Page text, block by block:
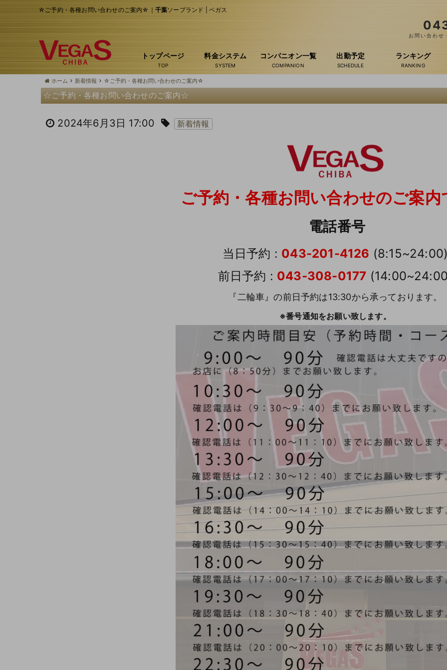
☆ご予約・各種お問い合わせのご案内☆｜ 千葉ソープランド | ベガス
お問い合わ
トップページ 料金システム コンパニオン一覧 出勤予定 ランキング
ホーム 新着情報 ☆ご予約・各種お問い合わせのご案内☆
☆ご予約・各種お問い合わせのご案内☆
2024年6月3日 17:00 新着情報
ご予約・各種お問い合わせのご案内
電話番号
当日予約 : 043-201-4126
前日予約 : 043-308-0177
『二輪車』の前日予約は13:30から承っております。
※番号通知をお願い致します。